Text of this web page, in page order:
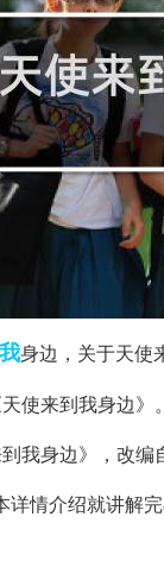
身边，关于天使
来到我身边》。
我身边》，改编
情介绍就讲解